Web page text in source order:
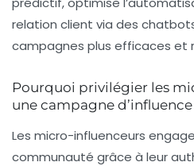
relation client via des
campagnes plus efficaces et
Pourquoi privilégier les
une campagne d’influence
Les micro-influenceurs
communauté grâce à leur